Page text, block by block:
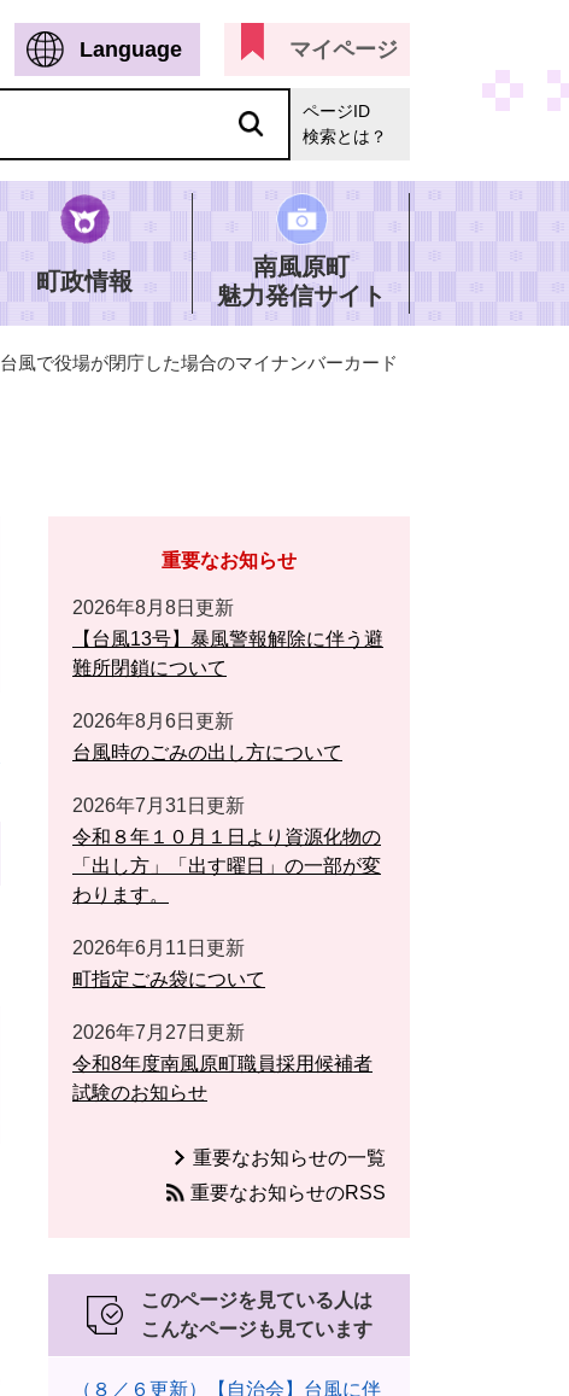
Language マイページ
ページID
検索とは？
町政情報
南風原町
魅力発信サイト
台風で役場が閉庁した場合のマイナンバーカード
重要なお知らせ
2026年8月8日更新
【台風13号】暴風警報解除に伴う避
難所閉鎖について
2026年8月6日更新
台風時のごみの出し方について
2026年7月31日更新
令和８年１０月１日より資源化物の
「出し方」「出す曜日」の一部が変
わります。
2026年6月11日更新
町指定ごみ袋について
2026年7月27日更新
令和8年度南風原町職員採用候補者
試験のお知らせ
重要なお知らせの一覧
重要なお知らせのRSS
このページを見ている人は
こんなページも見ています
（８／６更新）【自治会】台風に伴